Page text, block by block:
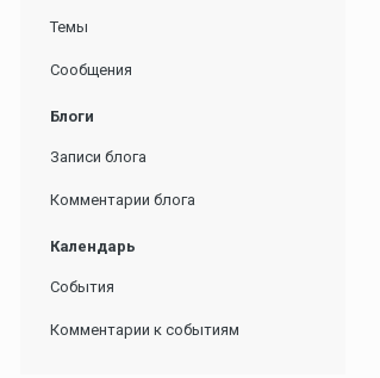
Темы
Сообщения
Блоги
Записи блога
Комментарии блога
Календарь
События
Комментарии к событиям